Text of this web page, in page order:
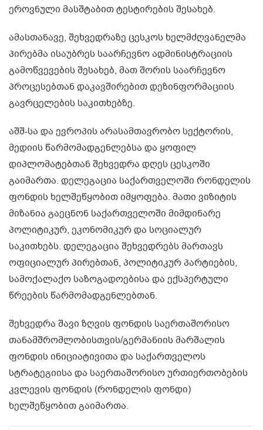
ეროვნული მასშტაბით ტესტირების შესახებ.
ამასთანავე, შეხვედრაზე ცესკოს ხელმძღვანელმა
პირებმა ისაუბრეს საარჩევნო ადმინისტრაციის
გამოწვევების შესახებ, მათ შორის საარჩევნო
პროცესებთან დაკავშირებით დეზინფორმაციის
გავრცელების საკითხებზე.
აშშ-სა და ევროპის არასამთავრობო სექტორის,
მედიის წარმომადგენლებსა და ყოფილ
დიპლომატებთან შეხვედრა დღეს ცესკოში
გაიმართა. დელეგაცია საქართველოში რონდელის
ფონდის ხელშეწყობით იმყოფება. მათი ვიზიტის
მიზანია გაეცნონ საქართველოში მიმდინარე
პოლიტიკურ, ეკონომიკურ და სოციალურ
საკითხებს. დელეგაცია შეხვედრებს მართავს
ოფიციალურ პირებთან, პოლიტიკურ პარტიების,
სამოქალაქო საზოგადოებისა და ექსპერტული
წრეების წარმომადგენლებთან.
შეხვედრა შავი ზღვის ფონდის საერთაშორისო
თანამშრომლობისთვის/გერმანიის მარშალის
ფონდის ინიციატივითა და საქართველოს
სტრატეგიისა და საერთაშორისო ურთიერთობების
კვლევის ფონდის (რონდელის ფონდი)
ხელშეწყობით გაიმართა.